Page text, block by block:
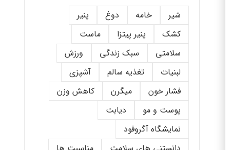
شیر خامه دوغ
پنیر
کشک
پنیر پیتزا
ماست
سلامتی
سبک زندگی
ورزش
لبنیات
تغذیه سالم
آشپزی
فشار خون
میگرن
کاهش وزن
پوست و مو
دیابت
نمایشگاه آگروفود